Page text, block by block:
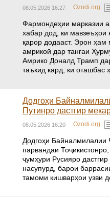
08.05.2026 16:27 Ozodi.org
Фармондеҳии марказии
хабар дод, ки
қарор додааст. Эрон ҳам
амрикоӣ дар тангаи
Амрико Доналд Трамп
таъкид кард, ки оташбас
Додгоҳи
Путинро дастгир
08.05.2026 16:20 Ozodi.org
Додгоҳи Байналмилалии
парвандаи
ҷумҳури Русияро
насупурд, барои
тамоми кишварҳои узви